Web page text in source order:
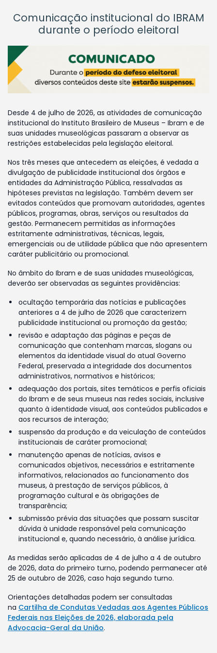
Comunicação institucional do IBRAM
durante o período eleitoral
Desde 4 de julho de 2026, as atividades de comunicação
institucional do Instituto Brasileiro de Museus – Ibram e de
suas unidades museológicas passaram a observar as
restrições estabelecidas pela legislação eleitoral.
Nos três meses que antecedem as eleições, é vedada a
divulgação de publicidade institucional dos órgãos e
entidades da Administração Pública, ressalvadas as
hipóteses previstas na legislação. Também devem ser
evitados conteúdos que promovam autoridades, agentes
públicos, programas, obras, serviços ou resultados da
gestão. Permanecem permitidas as informações
estritamente administrativas, técnicas, legais,
emergenciais ou de utilidade pública que não apresentem
caráter publicitário ou promocional.
No âmbito do Ibram e de suas unidades museológicas,
deverão ser observadas as seguintes providências:
ocultação temporária das notícias e publicações
anteriores a 4 de julho de 2026 que caracterizem
publicidade institucional ou promoção da gestão;
revisão e adaptação das páginas e peças de
comunicação que contenham marcas, slogans ou
elementos da identidade visual do atual Governo
Federal, preservada a integridade dos documentos
administrativos, normativos e históricos;
adequação dos portais, sites temáticos e perfis oficiais
do Ibram e de seus museus nas redes sociais, inclusive
quanto à identidade visual, aos conteúdos publicados e
aos recursos de interação;
suspensão da produção e da veiculação de conteúdos
institucionais de caráter promocional;
manutenção apenas de notícias, avisos e
comunicados objetivos, necessários e estritamente
informativos, relacionados ao funcionamento dos
museus, à prestação de serviços públicos, à
programação cultural e às obrigações de
transparência;
submissão prévia das situações que possam suscitar
dúvida à unidade responsável pela comunicação
institucional e, quando necessário, à análise jurídica.
As medidas serão aplicadas de 4 de julho a 4 de outubro
de 2026, data do primeiro turno, podendo permanecer até
25 de outubro de 2026, caso haja segundo turno.
Orientações detalhadas podem ser consultadas
na Cartilha de Condutas Vedadas aos Agentes Públicos
Federais nas Eleições de 2026, elaborada pela
Advocacia-Geral da União.